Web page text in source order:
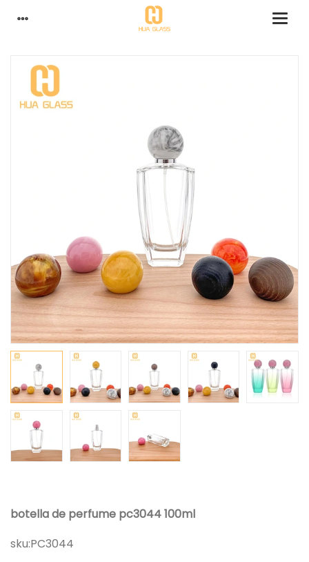
botella de perfume pc3044 100ml
sku:PC3044